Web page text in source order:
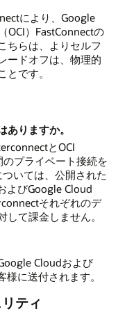
により、Google
OCI）FastConnectの
ちらは、よりセルフ
ードオフは、物理的
です。
りますか。
とOCI
プライベート接続を
いては、公開された
よびGoogle Cloud
それぞれのデ
て課金しません。
Cloudおよび
に送付されます。
ティ